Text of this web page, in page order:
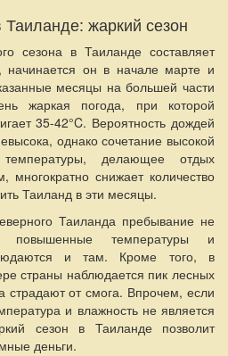
жаркий сезон
сезона в Таиланде составляет
начинается он в начале марте и
месяцы на большей части
жаркая погода, при которой
35-42°C. Вероятность дождей
однако сочетание высокой
делающее отдых
многократно снижает количество
Таиланд в эти месяцы.
Таиланда пребывание не
повышенные температуры и
и там. Кроме того, в
страны наблюдается пик лесных
страдают от смога. Впрочем, если
и влажность не является
сезон в Таиланде позволит
деньги.